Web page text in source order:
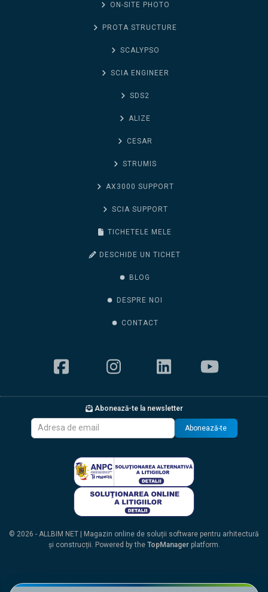
ON-SITE PHOTO
PROTA STRUCTURE
SCALYPSO
SCIA ENGINEER
SDS2
ALIZE
CESAR
STRUMIS
AX3000 SUPPORT
SCIA SUPPORT
TICHETELE MELE
DESCHIDE UN TICHET
BLOG
DESPRE NOI
CONTACT
Abonează-te la newsletter
Abonează-te
© 2026 - ALLBIM NET | Magazin online de soluții software pentru arhitectură
și construcții. Powered by the TopManagerplatform.